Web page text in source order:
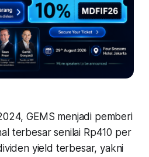
GEMS menjadi pemberi
terbesar senilai Rp410 per
yield terbesar, yakni